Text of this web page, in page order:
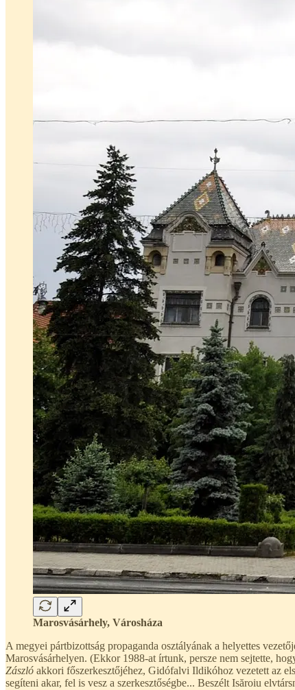
Marosvásárhely, Városháza
A megyei pártbizottság propaganda osztályának a helyettes
Marosvásárhelyen. (Ekkor 1988-at írtunk, persze nem sejtette,
Zászló akkori főszerkesztőjéhez, Gidófalvi Ildikóhoz vezetett az
segíteni akar, fel is vesz a szerkesztőségbe... Beszélt Isăroiu